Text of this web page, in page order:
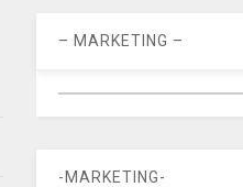
– MARKETING –
-MARKETING-